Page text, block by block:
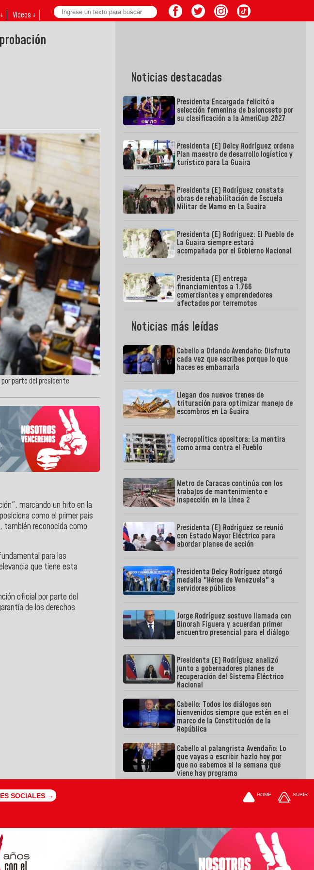
Videos ↓
parte del presidente
marcando un hito en la
como el primer país
también reconocida como
para las
que tiene esta
oficial por parte del
de los derechos
Noticias destacadas
Presidenta Encargada felicitó a
selección femenina de baloncesto por
su clasificación a la AmeriCup 2027
Presidenta (E) Delcy Rodríguez ordena
Plan maestro de desarrollo logístico y
turístico para La Guaira
Presidenta (E) Rodríguez constata
obras de rehabilitación de Escuela
Militar de Mamo en La Guaira
Presidenta (E) Rodríguez: El Pueblo de
La Guaira siempre estará
acompañada por el Gobierno Nacional
Presidenta (E) entrega
financiamientos a 1.766
comerciantes y emprendedores
afectados por terremotos
Noticias más leídas
Cabello a Orlando Avendaño: Disfruto
cada vez que escribes porque lo que
haces es embarrarla
Llegan dos nuevos trenes de
trituración para optimizar manejo de
escombros en La Guaira
Necropolítica opositora: La mentira
como arma contra el Pueblo
Metro de Caracas continúa con los
trabajos de mantenimiento e
inspección en la Línea 2
Presidenta (E) Rodríguez se reunió
con Estado Mayor Eléctrico para
abordar planes de acción
Presidenta Delcy Rodríguez otorgó
medalla "Héroe de Venezuela" a
servidores públicos
Jorge Rodríguez sostuvo llamada con
Dinorah Figuera y acuerdan primer
encuentro presencial para el diálogo
Presidenta (E) Rodríguez analizó
junto a gobernadores planes de
recuperación del Sistema Eléctrico
Nacional
Cabello: Todos los diálogos son
bienvenidos siempre que estén en el
marco de la Constitución de la
República
Cabello al palangrista Avendaño: Lo
que vayas a escribir hazlo hoy por
que no sabemos si la semana que
viene hay programa
SOCIALES → HOME SUBIR